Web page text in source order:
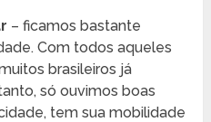
– ficamos bastante
Com todos aqueles
brasileiros já
só ouvimos boas
tem sua mobilidade